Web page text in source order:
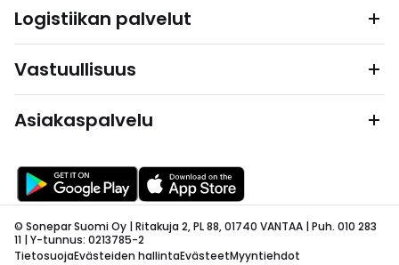
Logistiikan palvelut
Vastuullisuus
Asiakaspalvelu
© Sonepar Suomi Oy | Ritakuja 2, PL 88, 01740 VANTAA | Puh. 010 283
11 | Y-tunnus: 0213785-2
TietosuojaEvästeiden hallintaEvästeetMyyntiehdot